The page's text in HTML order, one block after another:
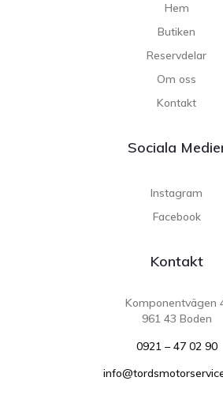
Hem
Butiken
Reservdelar
Om oss
Kontakt
Sociala
Instagram
Facebook
Kontakt
Komponentvägen
961 43 Boden
0921 – 47 02 90